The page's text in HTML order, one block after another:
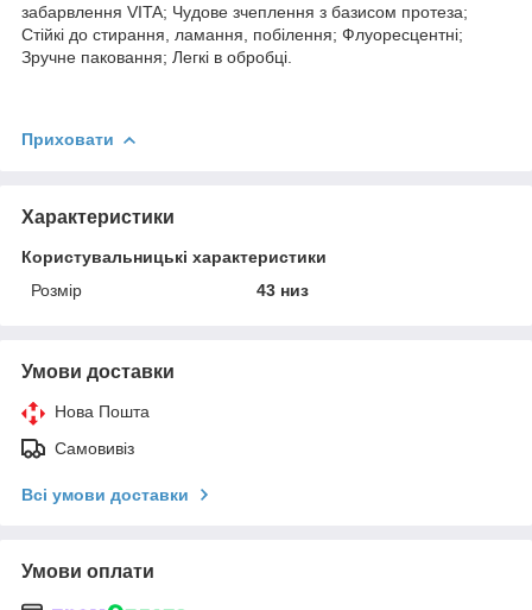
забарвлення VITA; Чудове зчеплення з базисом протеза;
Стійкі до стирання, ламання, побілення; Флуоресцентні;
Зручне паковання; Легкі в обробці.
Приховати
Характеристики
Користувальницькі характеристики
Розмір
43 низ
Умови доставки
Нова Пошта
Самовивіз
Всі умови доставки
Умови оплати